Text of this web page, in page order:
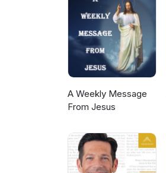
A Weekly Message
From Jesus